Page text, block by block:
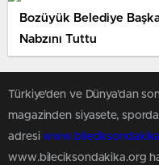
Bozüyük Belediye
Nabzını Tuttu
Türkiye'den ve Dünya’dan
magazinden siyasete,
adresi
www.bileciksondakika.org